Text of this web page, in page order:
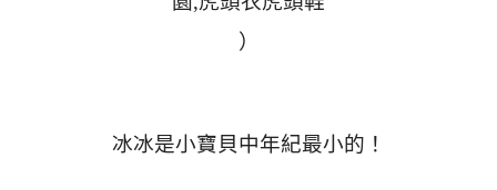
）
冰冰是小寶貝中年紀最小的！